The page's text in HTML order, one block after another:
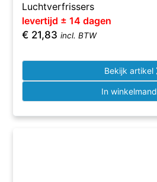
Luchtverfrissers
levertijd ± 14 dagen
€ 21,83 incl. BTW
Bekijk artikel
In winkelmand